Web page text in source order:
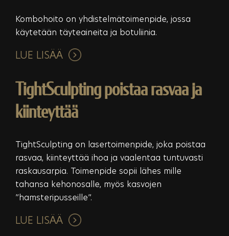
Kombohoito on yhdistelmätoimenpide, jossa
käytetään täyteaineita ja botuliinia.
LUE LISÄÄ
TightSculpting poistaa rasvaa ja
kiinteyttää
TightSculpting on lasertoimenpide, joka poistaa
rasvaa, kiinteyttää ihoa ja vaalentaa tuntuvasti
raskausarpia. Toimenpide sopii lähes mille
tahansa kehonosalle, myös kasvojen
”hamsteripusseille”.
LUE LISÄÄ